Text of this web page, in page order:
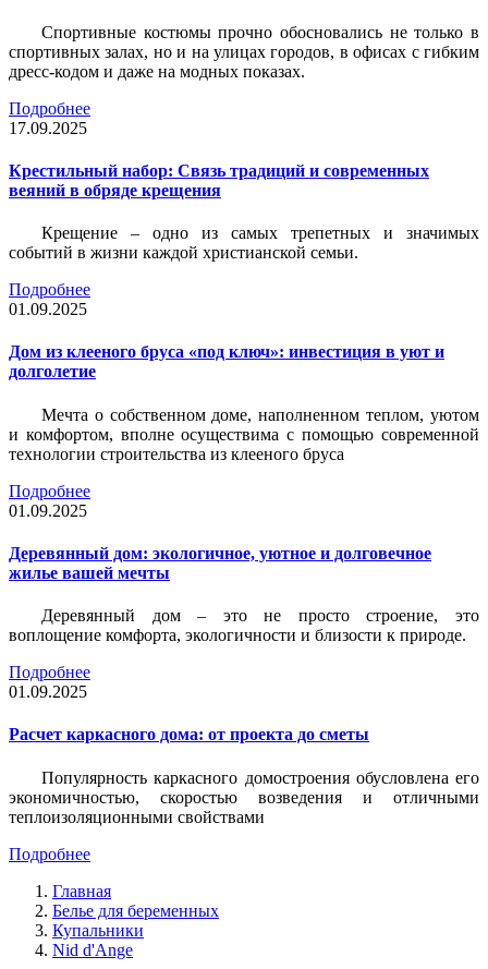
Спортивные костюмы прочно обосновались не только в
спортивных залах, но и на улицах городов, в офисах с гибким
дресс-кодом и даже на модных показах.
Подробнее
17.09.2025
Крестильный набор: Связь традиций и современных
веяний в обряде крещения
Крещение – одно из самых трепетных и значимых
событий в жизни каждой христианской семьи.
Подробнее
01.09.2025
Дом из клееного бруса «под ключ»: инвестиция в уют и
долголетие
Мечта о собственном доме, наполненном теплом, уютом
и комфортом, вполне осуществима с помощью современной
технологии строительства из клееного бруса
Подробнее
01.09.2025
Деревянный дом: экологичное, уютное и долговечное
жилье вашей мечты
Деревянный дом – это не просто строение, это
воплощение комфорта, экологичности и близости к природе.
Подробнее
01.09.2025
Расчет каркасного дома: от проекта до сметы
Популярность каркасного домостроения обусловлена его
экономичностью, скоростью возведения и отличными
теплоизоляционными свойствами
Подробнее
Главная
Белье для беременных
Купальники
Nid d'Ange